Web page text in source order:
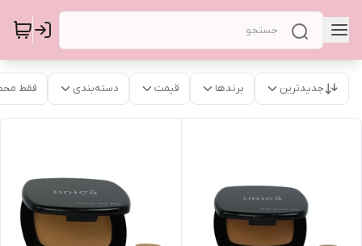
جدیدترین برندها قیمت دسته‌بندی فقط